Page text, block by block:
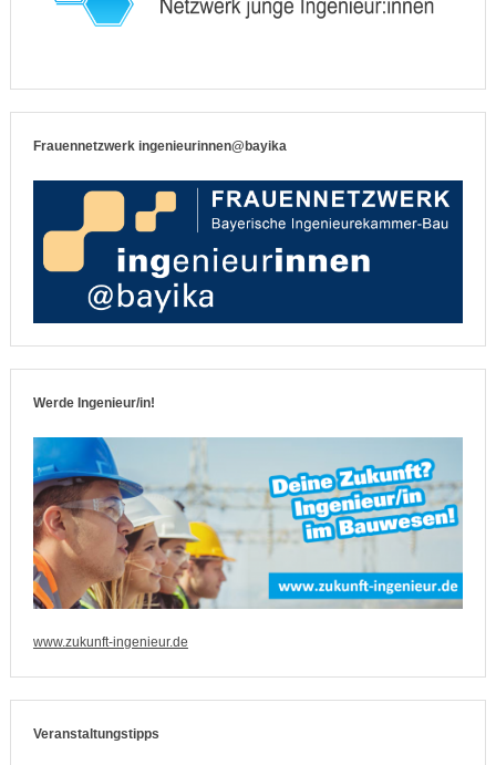
Frauennetzwerk ingenieurinnen@bayika
Werde Ingenieur/in!
www.zukunft-ingenieur.de
Veranstaltungstipps